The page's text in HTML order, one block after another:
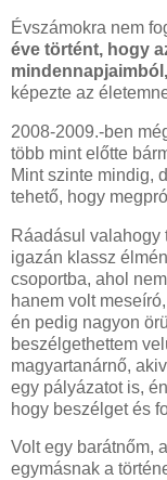
Évszámokra nem
éve történt, hogy
mindennapjaimból,
képezte az
2008-2009.-ben
több mint előtte
Mint szinte mindig,
tehető, hogy
Ráadásul valahogy
igazán klassz
csoportba, ahol
hanem volt
én pedig nagyon
beszélgethettem
magyartanárnő,
egy pályázatot is,
hogy beszélget és
Volt egy barátnőm,
egymásnak a